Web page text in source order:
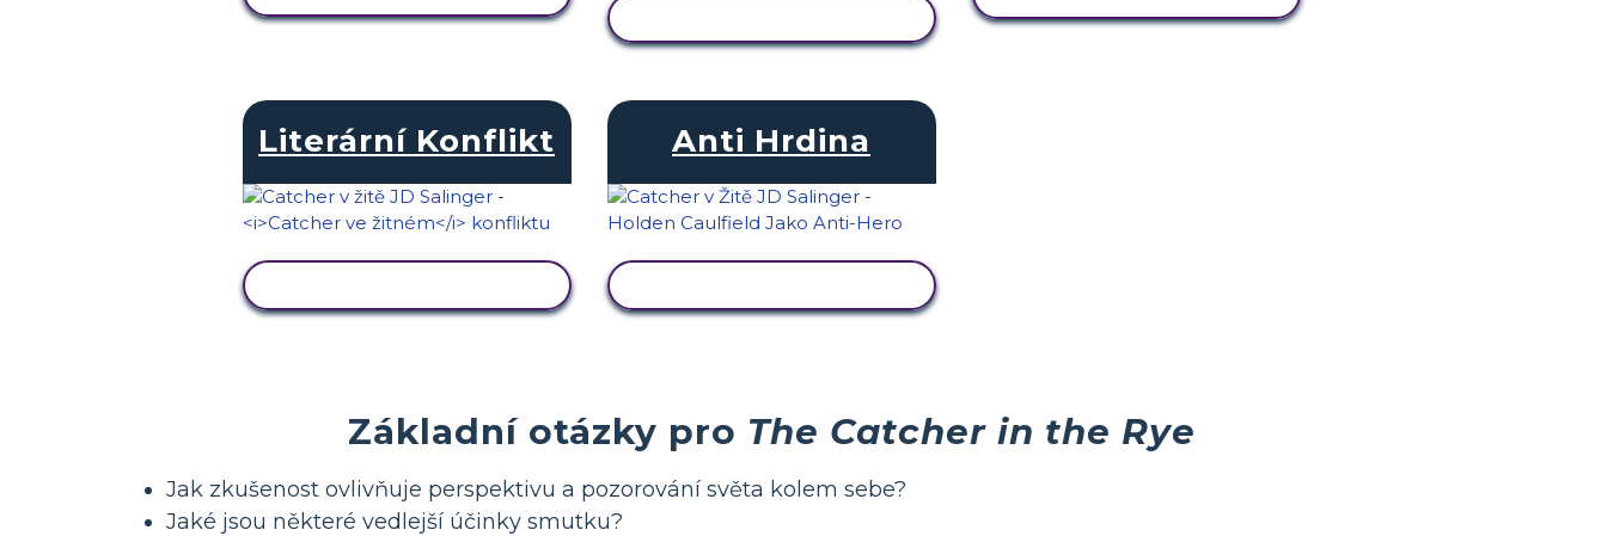
Literární Konflikt Anti Hrdina
Základní otázky pro The Catcher in the Rye
Jak zkušenost ovlivňuje perspektivu a pozorování světa kolem sebe?
Jaké jsou některé vedlejší účinky smutku?